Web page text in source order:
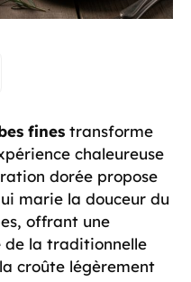
fines transforme
chaleureuse
dorée propose
marie la douceur du
offrant une
de la traditionnelle
croûte légèrement